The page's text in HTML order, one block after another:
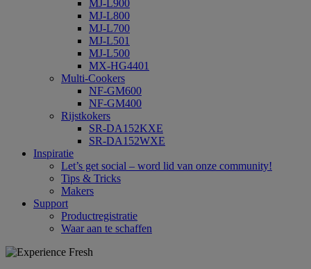
MJ-L900
MJ-L800
MJ-L700
MJ-L501
MJ-L500
MX-HG4401
Multi-Cookers
NF-GM600
NF-GM400
Rijstkokers
SR-DA152KXE
SR-DA152WXE
Inspiratie
Let’s get social – word lid van onze community!
Tips & Tricks
Makers
Support
Productregistratie
Waar aan te schaffen